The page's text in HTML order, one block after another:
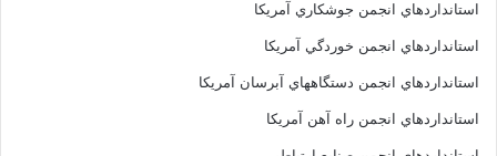
استانداردهاي انجمن جوشکاري آمريکا
استانداردهاي انجمن خوردگي آمريکا
استانداردهاي انجمن دستگاههاي آبرسان آمريکا
استانداردهاي انجمن راه آهن آمريکا